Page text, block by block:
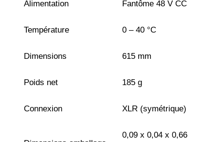
Alimentation Fantôme 48 V CC
Température 0 – 40 °C
Dimensions 615 mm
Poids net 185 g
Connexion XLR (symétrique)
0,09 x 0,04 x 0,66